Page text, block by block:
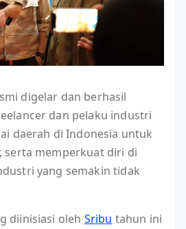
digelar dan berhasil
dan pelaku industri
daerah di Indonesia untuk
serta memperkuat diri di
yang semakin tidak
diinisiasi oleh Sribu tahun ini